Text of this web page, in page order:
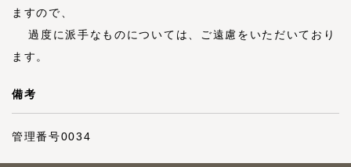
ますので、
過度に派手なものについては、ご遠慮をいただいており
ます。
備考
管理番号0034